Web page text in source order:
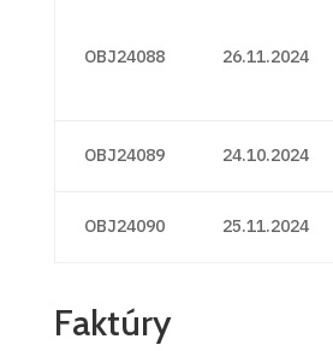
OBJ24088 26.11.2024
OBJ24089 24.10.2024
OBJ24090 25.11.2024
Faktúry